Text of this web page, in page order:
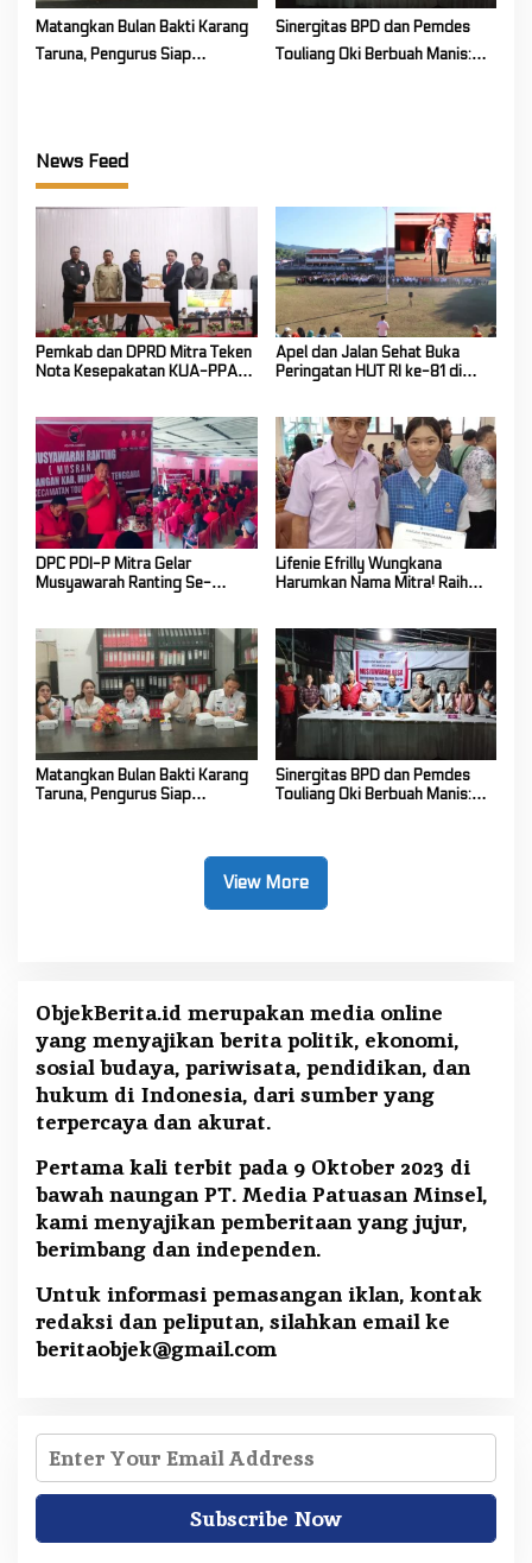
Matangkan Bulan Bakti Karang
Taruna, Pengurus Siap
Sinergitas BPD dan Pemdes
Touliang Oki Berbuah Manis:
News Feed
Pemkab dan DPRD Mitra Teken
Nota Kesepakatan KUA-PPAS
Apel dan Jalan Sehat Buka
Peringatan HUT RI ke-81 di
DPC PDI-P Mitra Gelar
Musyawarah Ranting Se-
Lifenie Efrilly Wungkana
Harumkan Nama Mitra! Raih
Matangkan Bulan Bakti Karang
Taruna, Pengurus Siap
Sinergitas BPD dan Pemdes
Touliang Oki Berbuah Manis:
View More
ObjekBerita.id merupakan media online
yang menyajikan berita politik, ekonomi,
sosial budaya, pariwisata, pendidikan, dan
hukum di Indonesia, dari sumber yang
terpercaya dan akurat.
Pertama kali terbit pada 9 Oktober 2023 di
bawah naungan PT. Media Patuasan Minsel,
kami menyajikan pemberitaan yang jujur,
berimbang dan independen.
Untuk informasi pemasangan iklan, kontak
redaksi dan peliputan, silahkan email ke
beritaobjek@gmail.com